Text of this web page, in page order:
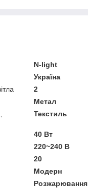
N-light
Україна
2
Метал
Текстиль
40 Вт
220~240 В
20
Модерн
Розжарювання